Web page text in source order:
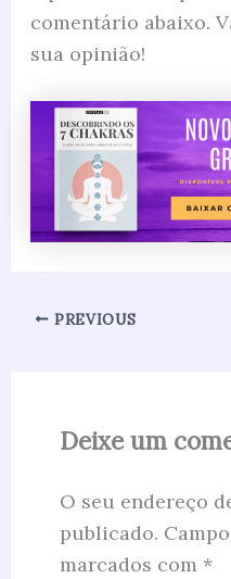
comentário abaixo.
sua opinião!
PREVIOUS
Deixe um
O seu endereço
publicado.
marcados com *